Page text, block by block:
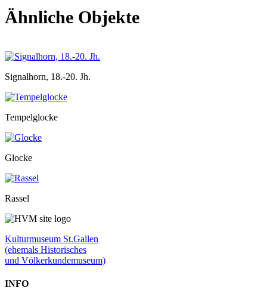
Ähnliche Objekte
Signalhorn, 18.-20. Jh.
Tempelglocke
Glocke
Rassel
Kulturmuseum St.Gallen
(ehemals Historisches
und Völkerkundemuseum)
INFO